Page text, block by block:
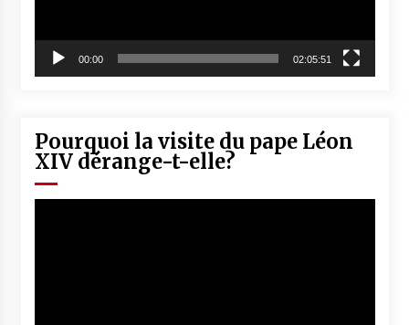
00:00 02:05:51
Pourquoi la visite du pape Léon
XIV dérange-t-elle?